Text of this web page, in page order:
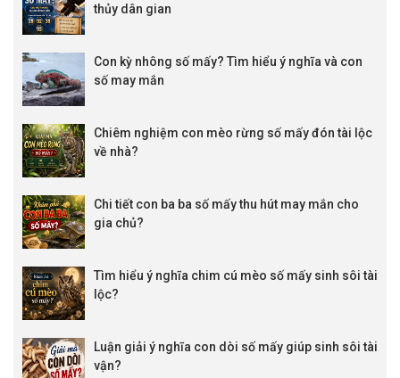
thủy dân gian
Con kỳ nhông số mấy? Tìm hiểu ý nghĩa và con
số may mắn
Chiêm nghiệm con mèo rừng số mấy đón tài lộc
về nhà?
Chi tiết con ba ba số mấy thu hút may mắn cho
gia chủ?
Tìm hiểu ý nghĩa chim cú mèo số mấy sinh sôi tài
lộc?
Luận giải ý nghĩa con dòi số mấy giúp sinh sôi tài
vận?